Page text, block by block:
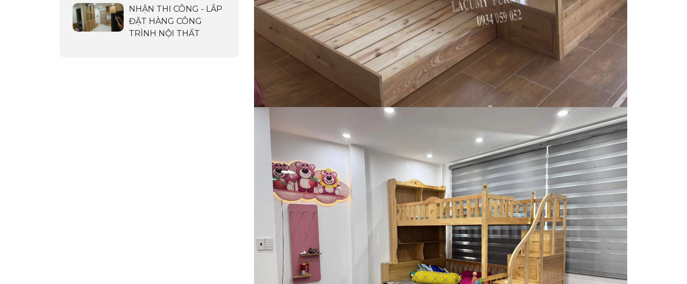
NHẬN THI CÔNG - LẮP
ĐẶT HÀNG CÔNG
TRÌNH NỘI THẤT